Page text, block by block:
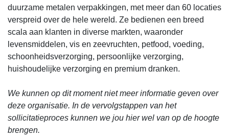
duurzame metalen verpakkingen, met meer dan 60 locaties
verspreid over de hele wereld. Ze bedienen een breed
scala aan klanten in diverse markten, waaronder
levensmiddelen, vis en zeevruchten, petfood, voeding,
schoonheidsverzorging, persoonlijke verzorging,
huishoudelijke verzorging en premium dranken.
We kunnen op dit moment niet meer informatie geven over
deze organisatie. In de vervolgstappen van het
sollicitatieproces kunnen we jou hier wel van op de hoogte
brengen.